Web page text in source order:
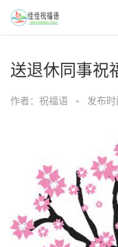
送退休同事祝
作者：祝福语 • 发布